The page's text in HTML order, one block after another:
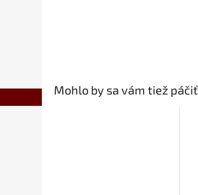
Mohlo by sa vám tiež páčiť